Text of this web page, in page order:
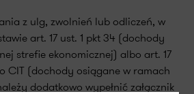
z ulg, zwolnień lub odliczeń, w
art. 17 ust. 1 pkt 34 (dochody
strefie ekonomicznej) albo art. 17
CIT (dochody osiągane w ramach
dodatkowo wypełnić załącznik